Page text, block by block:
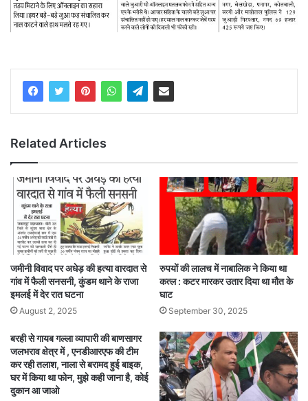
Related Articles
जमीनी विवाद पर अधेड़ की हत्या वारदात से
गांव में फैली सनसनी, कुंडम थाने के राजा
इमलई में देर रात घटना
August 2, 2025
रुपयों की लालच में नाबालिक ने किया था
कत्ल : कटर मारकर उतार दिया था मौत के
घाट
September 30, 2025
बरही से गायब गल्ला व्यापारी की बाणसागर
जलभराव क्षेत्र में , एनडीआरएफ की टीम
कर रही तलाश, नाला से बरामद हुई बाइक,
घर में किया था फोन, मुझे कही जाना है, कोई
दुकान आ जाओ